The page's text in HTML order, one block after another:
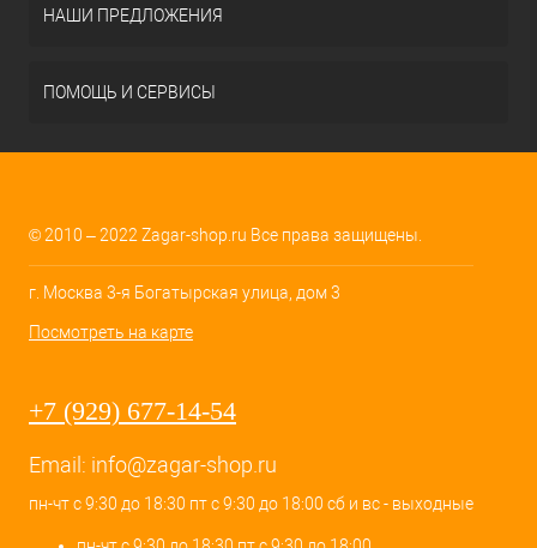
НАШИ ПРЕДЛОЖЕНИЯ
ПОМОЩЬ И СЕРВИСЫ
© 2010 – 2022 Zagar-shop.ru Все права защищены.
г. Москва 3-я Богатырская улица, дом 3
Посмотреть на карте
+7 (929) 677-14-54
Email: info@zagar-shop.ru
пн-чт с 9:30 до 18:30 пт с 9:30 до 18:00 сб и вс - выходные